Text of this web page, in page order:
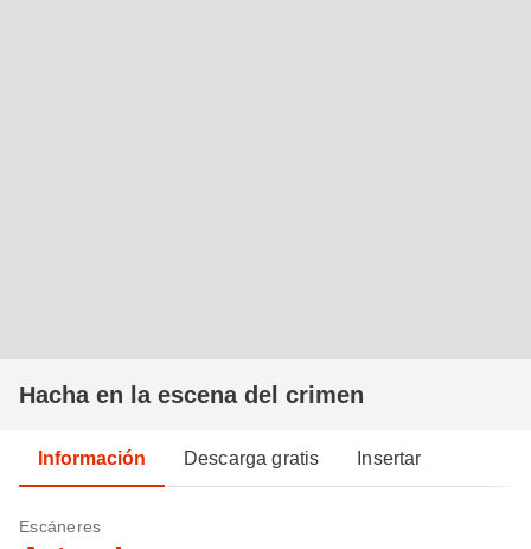
Hacha en la escena del crimen
Información Descarga gratis Insertar
Escáneres